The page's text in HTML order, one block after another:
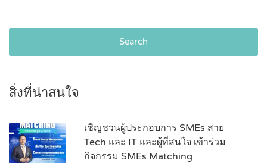
Search
สิ่งที่น่าสนใจ
เชิญชวนผู้ประกอบการ SMEs สาย
Tech และ IT และผู้ที่สนใจ เข้าร่วม
กิจกรรม SMEs Matching